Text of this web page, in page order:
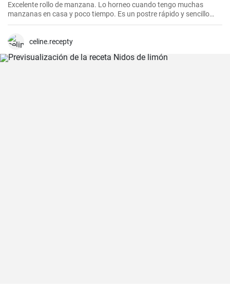
Excelente rollo de manzana. Lo horneo cuando tengo muchas
manzanas en casa y poco tiempo. Es un postre rápido y sencillo
que siempre agrada.
celine.recepty